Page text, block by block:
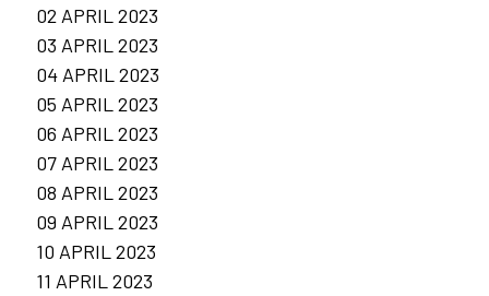
02 APRIL 2023
03 APRIL 2023
04 APRIL 2023
05 APRIL 2023
06 APRIL 2023
07 APRIL 2023
08 APRIL 2023
09 APRIL 2023
10 APRIL 2023
11 APRIL 2023